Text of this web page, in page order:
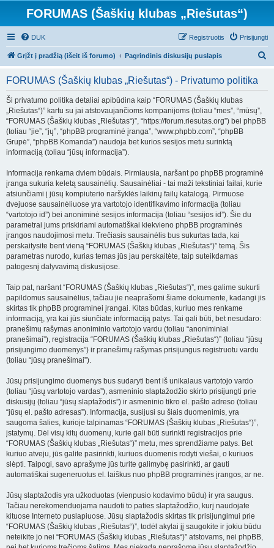
FORUMAS (Šaškių klubas „Riešutas“)
DUK Prisijungti
Registruotis
Grįžt į pradžią (išeit iš forumo) Pagrindinis diskusijų puslapis
FORUMAS (Šaškių klubas „Riešutas“) - Privatumo politika
Ši privatumo politika detaliai apibūdina kaip “FORUMAS (Šaškių klubas
„Riešutas“)” kartu su jai atstovaujančioms kompanijoms (toliau “mes”, “mūsų”,
“FORUMAS (Šaškių klubas „Riešutas“)”, “https://forum.riesutas.org”) bei phpBB
(toliau “jie”, “jų”, “phpBB programinė įranga”, “www.phpbb.com”, “phpBB
Grupė”, “phpBB Komanda”) naudoja bet kurios sesijos metu surinktą
informaciją (toliau “jūsų informacija”).
Informacija renkama dviem būdais. Pirmiausia, naršant po phpBB programinė
įranga sukuria keletą sausainėlių. Sausainėliai - tai maži tekstiniai failai, kurie
atsiunčiami į jūsų kompiuterio naršyklės laikinų failų katalogą. Pirmuose
dvejuose sausainėliuose yra vartotojo identifikavimo informacija (toliau
“vartotojo id”) bei anoniminė sesijos informacija (toliau “sesijos id”). Šie du
parametrai jums priskiriami automatiškai kiekvieno phpBB programinės
įrangos naudojimosi metu. Trečiasis sausainėlis bus sukurtas tada, kai
perskaitysite bent vieną “FORUMAS (Šaškių klubas „Riešutas“)” temą. Šis
parametras nurodo, kurias temas jūs jau perskaitėte, taip suteikdamas
patogesnį dalyvavimą diskusijose.
Taip pat, naršant “FORUMAS (Šaškių klubas „Riešutas“)”, mes galime sukurti
papildomus sausainėlius, tačiau jie neaprašomi šiame dokumente, kadangi jis
skirtas tik phpBB programinei įrangai. Kitas būdas, kuriuo mes renkame
informaciją, yra kai jūs siunčiate informaciją patys. Tai gali būti, bet nesudaro:
pranešimų rašymas anoniminio vartotojo vardu (toliau “anoniminiai
pranešimai”), registracija “FORUMAS (Šaškių klubas „Riešutas“)” (toliau “jūsų
prisijungimo duomenys”) ir pranešimų rašymas prisijungus registruotu vardu
(toliau “jūsų pranešimai”).
Jūsų prisijungimo duomenys bus sudaryti bent iš unikalaus vartotojo vardo
(toliau “jūsų vartotojo vardas”), asmeninio slaptažodžio skirto prisijungti prie
diskusijų (toliau “jūsų slaptažodis”) ir asmeninio tikro el. pašto adreso (toliau
“jūsų el. pašto adresas”). Informacija, susijusi su šiais duomenimis, yra
saugoma šalies, kurioje talpinamas “FORUMAS (Šaškių klubas „Riešutas“)”,
įstatymų. Dėl visų kitų duomenų, kurie gali būti surinkti registracijos prie
“FORUMAS (Šaškių klubas „Riešutas“)” metu, mes sprendžiame patys. Bet
kuriuo atveju, jūs galite pasirinkti, kuriuos duomenis rodyti viešai, o kuriuos
slėpti. Taipogi, savo aprašyme jūs turite galimybę pasirinkti, ar gauti
automatiškai sugeneruotus el. laiškus nuo phpBB programinės įrangos, ar ne.
Jūsų slaptažodis yra užkoduotas (vienpusio kodavimo būdu) ir yra saugus.
Tačiau nerekomenduojama naudoti to paties slaptažodžio, kurį naudojate
kituose Interneto puslapiuose. Jūsų slaptažodis skirtas tik prisijungimui prie
“FORUMAS (Šaškių klubas „Riešutas“)”, todėl akylai jį saugokite ir jokiu būdu
neteikite jo nei “FORUMAS (Šaškių klubas „Riešutas“)” atstovams, nei phpBB,